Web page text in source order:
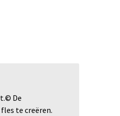
De
te creëren.